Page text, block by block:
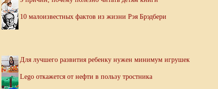
10 малоизвестных фактов из жизни Рэя Брэдбери
Для лучшего развития ребенку нужен минимум игрушек
Lego откажется от нефти в пользу тростника